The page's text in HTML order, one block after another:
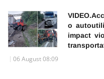
o
impact
06 August 08:09